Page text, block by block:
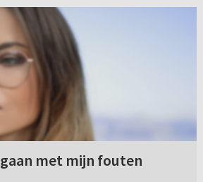
met mijn fouten